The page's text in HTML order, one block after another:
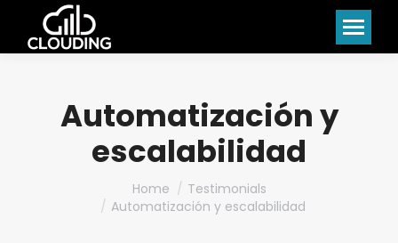
Automatización y
escalabilidad
Home
Testimonials
Automatización y escalabilidad